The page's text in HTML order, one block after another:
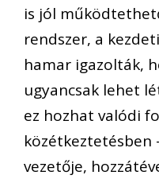
is jól
rendszer, a
hamar igazolták,
ugyancsak lehet
ez hozhat valódi
közétkeztetésben
vezetője,